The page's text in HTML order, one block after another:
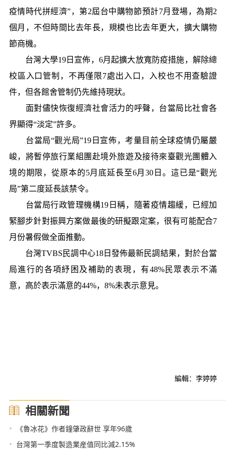
疫情時代拼經濟”，第2屆台中購物節預計7月登場，為期2
個月，不但時間比去年長，規模也比去年更大，擴大購物
節商機。
台灣大學19日宣佈，6月起擴大放寬防疫措施，解除總
校區入口管制，不再僅限7處出入口，入校也不用查驗證
件，但各館舍管制仍先維持現狀。
面對儘快恢復經濟社會活力的呼聲，台當局比社會各
界顯得“淡定”許多。
台當局“觀光局”19日宣佈，考量目前全球疫情仍屬嚴
峻，將暫停旅行業組團赴境外旅遊及接待來臺觀光團體入
境的期限，從原本的5月底延長至6月30日。這已是“觀光
局”第二度延長該禁令。
台當局行政管理機構19日稱，隨著疫情趨緩，已經加
緊腳步針對振興方案做最後的研擬跟定案，很有可能配合7
月份暑假做全面推動。
台灣TVBS民調中心18日發佈最新民調結果，對於台當
局進行的各項紓困及補助的表現，有48%民眾表示不滿
意，高於表示滿意的44%，8%未表示意見。
編輯：李婷婷
相關新聞
• 《魯冰花》作者鐘肇政辭世 享年96歲
• 台灣第一季度製造業産值同比減2.15%